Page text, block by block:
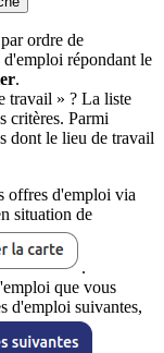
ordre de
répondant le
.
travail » ? La liste
critères. Parmi
dont le lieu de travail
offres d'emploi via
situation de
.
que vous
d'emploi suivantes,